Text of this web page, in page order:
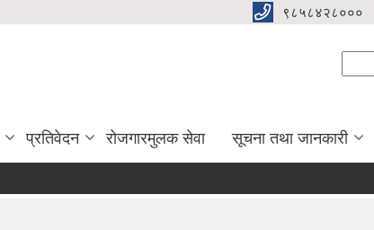
९८५८४२८०००
प्रतिवेदन रोजगारमुलक सेवा सूचना तथा जानकारी